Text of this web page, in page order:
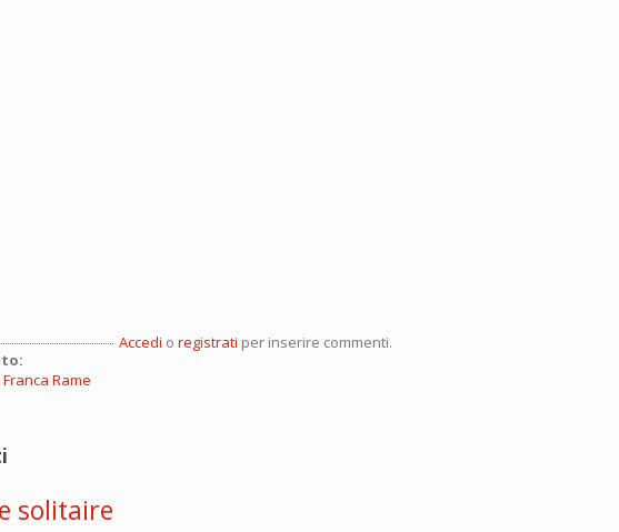
Rame
Accedi o registrati per inserire commenti.
solitaire